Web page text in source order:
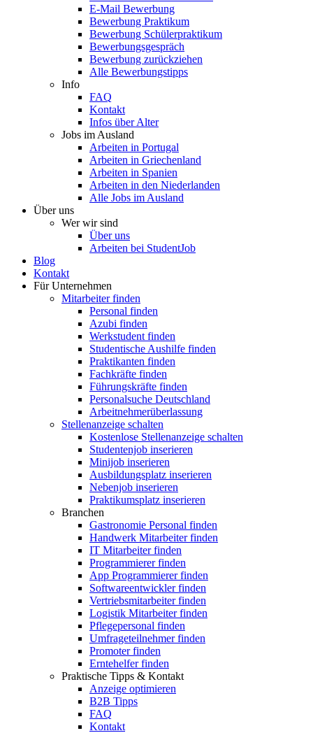
E-Mail Bewerbung
Bewerbung Praktikum
Bewerbung Schülerpraktikum
Bewerbungsgespräch
Bewerbung zurückziehen
Alle Bewerbungstipps
Info
FAQ
Kontakt
Infos über Alter
Jobs im Ausland
Arbeiten in Portugal
Arbeiten in Griechenland
Arbeiten in Spanien
Arbeiten in den Niederlanden
Alle Jobs im Ausland
Über uns
Wer wir sind
Über uns
Arbeiten bei StudentJob
Blog
Kontakt
Für Unternehmen
Mitarbeiter finden
Personal finden
Azubi finden
Werkstudent finden
Studentische Aushilfe finden
Praktikanten finden
Fachkräfte finden
Führungskräfte finden
Personalsuche Deutschland
Arbeitnehmerüberlassung
Stellenanzeige schalten
Kostenlose Stellenanzeige schalten
Studentenjob inserieren
Minijob inserieren
Ausbildungsplatz inserieren
Nebenjob inserieren
Praktikumsplatz inserieren
Branchen
Gastronomie Personal finden
Handwerk Mitarbeiter finden
IT Mitarbeiter finden
Programmierer finden
App Programmierer finden
Softwareentwickler finden
Vertriebsmitarbeiter finden
Logistik Mitarbeiter finden
Pflegepersonal finden
Umfrageteilnehmer finden
Promoter finden
Erntehelfer finden
Praktische Tipps & Kontakt
Anzeige optimieren
B2B Tipps
FAQ
Kontakt